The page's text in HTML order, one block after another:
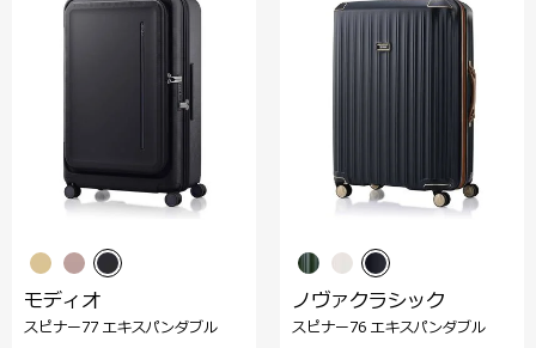
モディオ
スピナー77 エキスパンダブル
ノヴァクラシック
スピナー76 エキスパンダブル